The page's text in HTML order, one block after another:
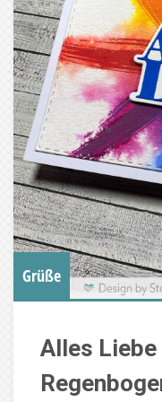
Grüße
Alles Liebe